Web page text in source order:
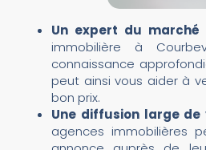
Un expert du
immobilière à
connaissance
peut ainsi vous aider à
bon prix.
Une diffusion large de
agences immobilières